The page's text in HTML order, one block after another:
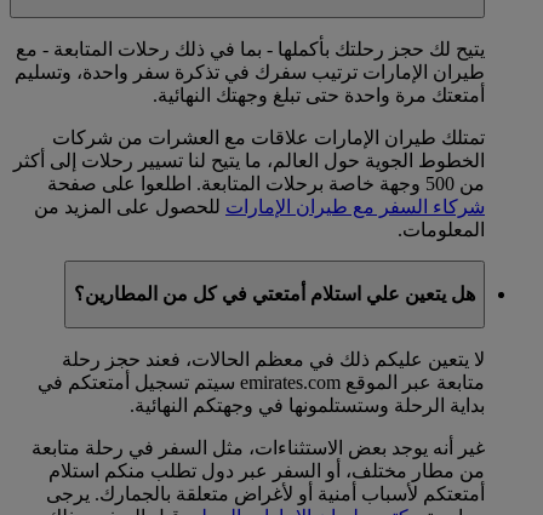
يتيح لك حجز رحلتك بأكملها - بما في ذلك رحلات المتابعة - مع
طيران الإمارات ترتيب سفرك في تذكرة سفر واحدة، وتسليم
أمتعتك مرة واحدة حتى تبلغ وجهتك النهائية.
تمتلك طيران الإمارات علاقات مع العشرات من شركات
الخطوط الجوية حول العالم، ما يتيح لنا تسيير رحلات إلى أكثر
من 500 وجهة خاصة برحلات المتابعة. اطلعوا على صفحة
شركاء السفر مع طيران الإمارات للحصول على المزيد من
المعلومات.
هل يتعين علي استلام أمتعتي في كل من المطارين؟
لا يتعين عليكم ذلك في معظم الحالات، فعند حجز رحلة
متابعة عبر الموقع emirates.com سيتم تسجيل أمتعتكم في
بداية الرحلة وستستلمونها في وجهتكم النهائية.
غير أنه يوجد بعض الاستثناءات، مثل السفر في رحلة متابعة
من مطار مختلف، أو السفر عبر دول تطلب منكم استلام
أمتعتكم لأسباب أمنية أو لأغراض متعلقة بالجمارك. يرجى